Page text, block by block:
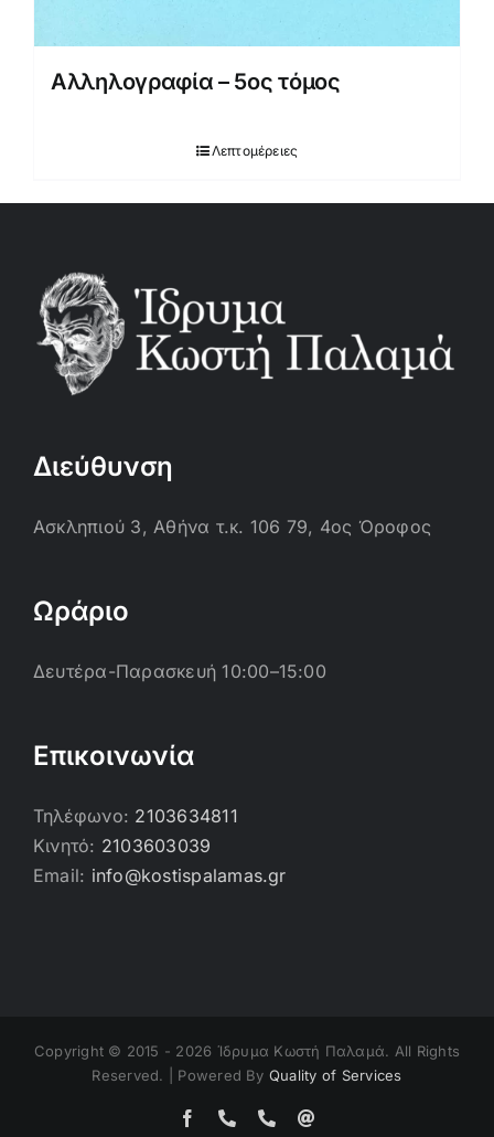
Αλληλογραφία – 5ος τόμος
Λεπτομέρειες
Διεύθυνση
Ασκληπιού 3, Αθήνα τ.κ. 106 79, 4ος Όροφος
Ωράριο
Δευτέρα-Παρασκευή 10:00–15:00
Επικοινωνία
Τηλέφωνο: 2103634811
Κινητό: 2103603039
Email: info@kostispalamas.gr
Copyright © 2015 - 2026 Ίδρυμα Κωστή Παλαμά. All Rights
Reserved. | Powered By Quality of Services
FacebookΤηλέφωνο
Τηλέφωνο